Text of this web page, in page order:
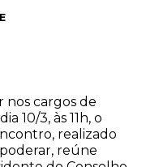
cargos de
10/3, às 11h, o
realizado
reúne